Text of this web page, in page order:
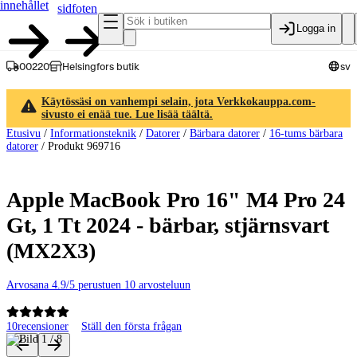
innehållet
sidfoten
Logga in
00220 Helsingfors butik sv
Käytössäsi on vanhempi selain, jota Verkkokauppa.com-
sivusto ei enää tue. Lue lisää täältä.
Etusivu / Informationsteknik / Datorer / Bärbara datorer / 16-tums bärbara
datorer / Produkt 969716
Apple MacBook Pro 16" M4 Pro 24
Gt, 1 Tt 2024 - bärbar, stjärnsvart
(MX2X3)
Arvosana 4.9/5 perustuen 10 arvosteluun
10recensioner Ställ den första frågan